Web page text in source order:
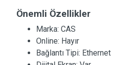
Önemli Özellikler
Marka: CAS
Online: Hayır
Bağlantı Tipi: Ethernet